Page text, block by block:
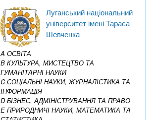
Луганський національний
університет імені Тараса
Шевченка
A ОСВІТА
B КУЛЬТУРА, МИСТЕЦТВО ТА
ГУМАНІТАРНІ НАУКИ
C СОЦІАЛЬНІ НАУКИ, ЖУРНАЛІСТИКА ТА
ІНФОРМАЦІЯ
D БІЗНЕС, АДМІНІСТРУВАННЯ ТА ПРАВО
E ПРИРОДНИЧІ НАУКИ, МАТЕМАТИКА ТА